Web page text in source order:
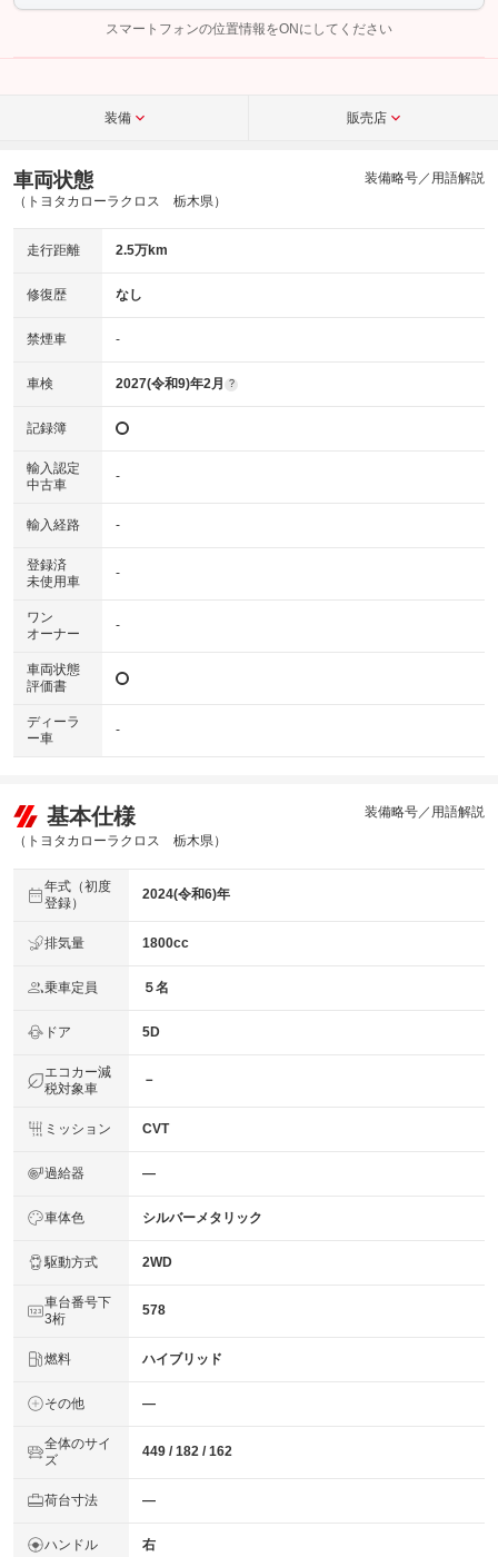
完了してください。
こちら
スマートフォンの位置情報をONにしてください
装備 販売店
車両状態
（トヨタカローラクロス 栃木県）
装備略号／用語解説
走行距離 2.5万km
修復歴 なし
禁煙車 -
車検 2027(令和9)年2月 ?
記録簿
輸入認定
中古車
-
輸入経路 -
登録済
未使用車
-
ワン
オーナー
-
車両状態
評価書
ディーラ
ー車
-
基本仕様
（トヨタカローラクロス 栃木県）
装備略号／用語解説
年式（初度
登録）
2024(令和6)年
排気量 1800cc
乗車定員 ５名
ドア 5D
エコカー減
税対象車
－
ミッション CVT
過給器 ―
車体色 シルバーメタリック
駆動方式 2WD
車台番号下
3桁
578
燃料 ハイブリッド
その他 ―
全体のサイ
ズ
449 / 182 / 162
荷台寸法 ―
ハンドル 右